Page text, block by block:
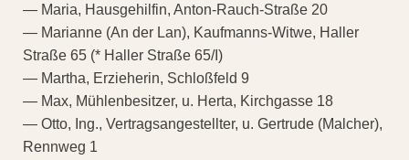
— Maria, Hausgehilfin, Anton-Rauch-Straße 20
— Marianne (An der Lan), Kaufmanns-Witwe, Haller
Straße 65 (* Haller Straße 65/I)
— Martha, Erzieherin, Schloßfeld 9
— Max, Mühlenbesitzer, u. Herta, Kirchgasse 18
— Otto, Ing., Vertragsangestellter, u. Gertrude (Malcher),
Rennweg 1